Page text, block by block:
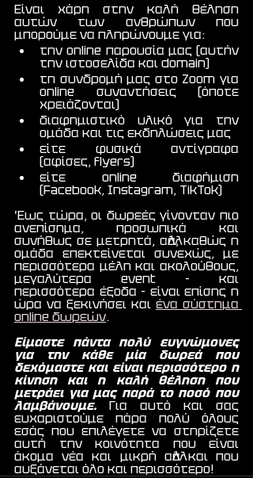
Είναι χάρη στην καλή θέληση
αυτών των ανθρώπων που
μπορούμε να πληρώνουμε για:
την online παρουσία μας (αυτήν
την ιστοσελίδα και domain)
τη συνδρομή μας στο Zoom για
online συναντήσεις (όποτε
χρειάζονται)
διαφημιστικό υλικό για την
ομάδα και τις εκδηλώσεις μας
είτε φυσικά αντίγραφα
(αφίσες, flyers)​
είτε online διαφήμιση
(Facebook, Instagram, TikTok)
Έως τώρα, οι δωρεές γίνονταν πιο
ανεπίσημα, προσωπικά και
συνήθως σε μετρητά, αλλά, καθώς η
ομάδα επεκτείνεται συνεχώς, με
περισσότερα μέλη και ακολούθους,
μεγαλύτερα event - και
περισσότερα έξοδα - είναι επίσης η
ώρα να ξεκινήσει και ένα σύστημα
online δωρεών.
Είμαστε πάντα πολύ ευγνώμονες
για την κάθε μία δωρεά που
δεχόμαστε και είναι περισσότερο η
κίνηση και η καλή θέληση που
μετράει για μας παρά το ποσό που
λαμβάνουμε. Για αυτό και σας
ευχαριστούμε πάρα πολύ όλους
εσάς που επιλέγετε να στηρίζετε
αυτή την κοινότητα που είναι
άκομα νέα και μικρή αλλά και που
αυξάνεται όλο και περισσότερο!